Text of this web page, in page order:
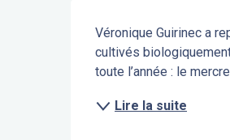
Description
Véronique Guirinec a
cultivés
toute l’année : le
Lire la suite